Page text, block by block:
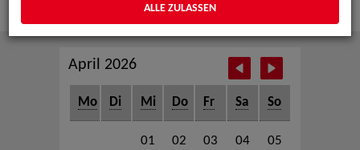
April 2026
Mo Di Mi Do Fr Sa So
01 02 03 04 05
ALLE ZULASSEN